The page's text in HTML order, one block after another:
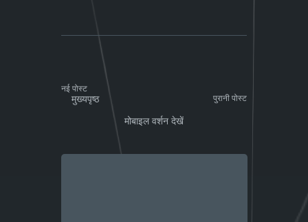
नई पोस्ट
पुरानी पोस्ट
मुख्यपृष्ठ
मोबाइल वर्शन देखें